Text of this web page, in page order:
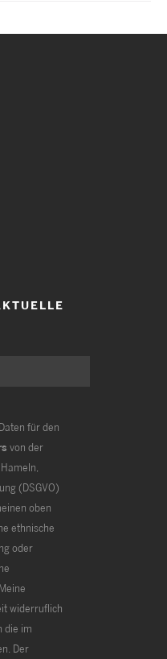
für den
von der
(DSGVO)
oben
ethnische
oder
widerruflich
die im
Der